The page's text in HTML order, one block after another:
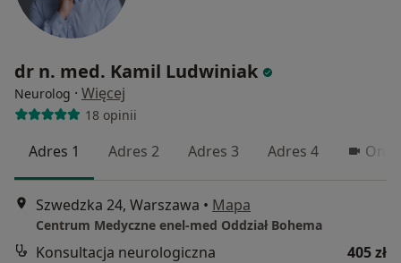
dr n. med. Kamil Ludwiniak
Neurolog · Więcej
18 opinii
Adres 1 Adres 2 Adres 3 Adres 4
Szwedzka 24, Warszawa • Mapa
Centrum Medyczne enel-med Oddział Bohema
Konsultacja neurologiczna
405 zł